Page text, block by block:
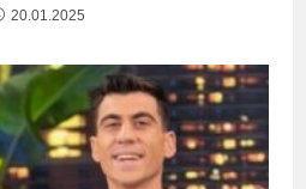
20.01.2025